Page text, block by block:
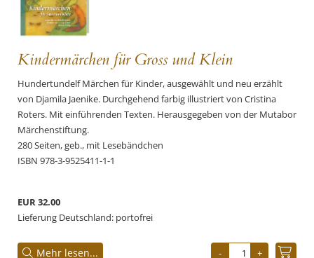
Kindermärchen für Gross und Klein
Hundertundelf Märchen für Kinder, ausgewählt und neu erzählt
von Djamila Jaenike. Durchgehend farbig illustriert von Cristina
Roters. Mit einführenden Texten. Herausgegeben von der Mutabor
Märchenstiftung.
280 Seiten, geb., mit Lesebändchen
ISBN 978-3-9525411-1-1
EUR 32.00
Lieferung Deutschland: portofrei
Mehr lesen...